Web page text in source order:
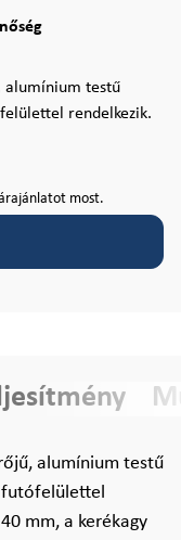
alumínium testű
rendelkezik.
most.
alumínium testű
mm, a kerékagy